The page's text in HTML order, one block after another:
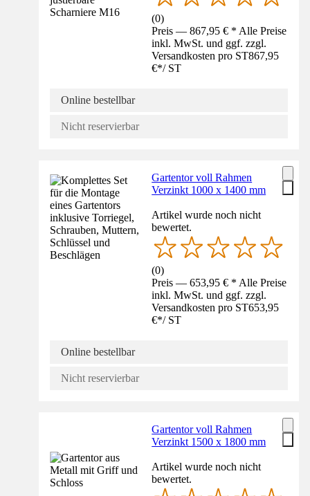
(0)
Preis — 867,95 € * Alle Preise
inkl. MwSt. und ggf. zzgl.
Versandkosten pro ST867,95
€*/ ST
Online bestellbar
Nicht reservierbar
Gartentor voll Rahmen
Verzinkt 1000 x 1400 mm
Artikel wurde noch nicht
bewertet.
(0)
Preis — 653,95 € * Alle Preise
inkl. MwSt. und ggf. zzgl.
Versandkosten pro ST653,95
€*/ ST
Online bestellbar
Nicht reservierbar
Gartentor voll Rahmen
Verzinkt 1500 x 1800 mm
Artikel wurde noch nicht
bewertet.